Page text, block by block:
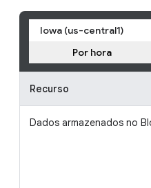
Iowa (us-central1)
Por hora
Recurso
Dados armazenados no